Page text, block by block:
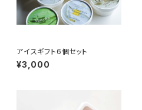
アイスギフト6個セット
¥3,000